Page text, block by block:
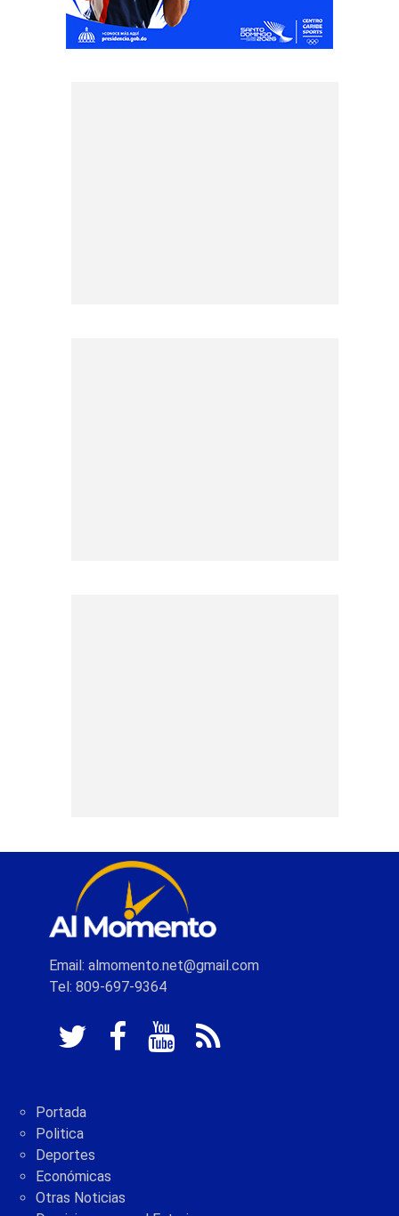
Email: almomento.net@gmail.com
Tel: 809-697-9364
Portada
Politica
Deportes
Económicas
Otras Noticias